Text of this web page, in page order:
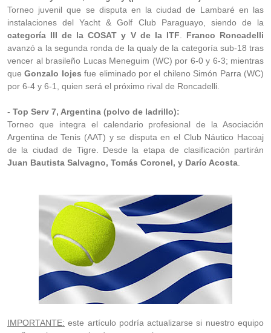
Torneo juvenil que se disputa en la ciudad de Lambaré en las
instalaciones del Yacht & Golf Club Paraguayo, siendo de la
categoría III de la COSAT y V de la ITF
Franco Roncadelli
avanzó a la segunda ronda de la qualy de la categoría sub-18 tras
vencer al brasileño Lucas Meneguim (WC) por 6-0 y 6-3; mientras
queGonzalo Iojes fue eliminado por el chileno Simón Parra (WC)
por 6-4 y 6-1, quien será el próximo rival de Roncadelli.
- Top Serv 7, Argentina (polvo de ladrillo):
Torneo que integra el calendario profesional de la Asociación
Argentina de Tenis (AAT) y se disputa en el Club Náutico Hacoaj
de la ciudad de Tigre. Desde la etapa de clasificación partirán
Juan Bautista Salvagno, Tomás Coronel, y Darío Acosta
IMPORTANTE: este artículo podría actualizarse si nuestro equipo